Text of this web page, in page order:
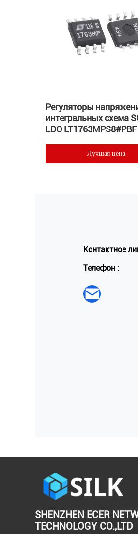
Регуляторы
интегральных схема
LDO LT1763MPS8#PBF
Лучшая цена
Контактное
Телефон :
SHENZHEN ECER
TECHNOLOGY CO.,LTD